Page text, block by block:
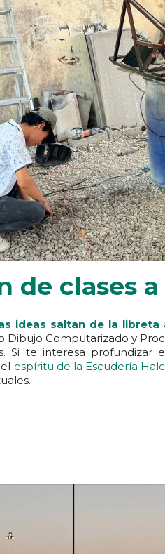
de clases
ideas saltan de la libreta
Dibujo Computarizado y
Si te interesa profundizar
espíritu de la Escudería